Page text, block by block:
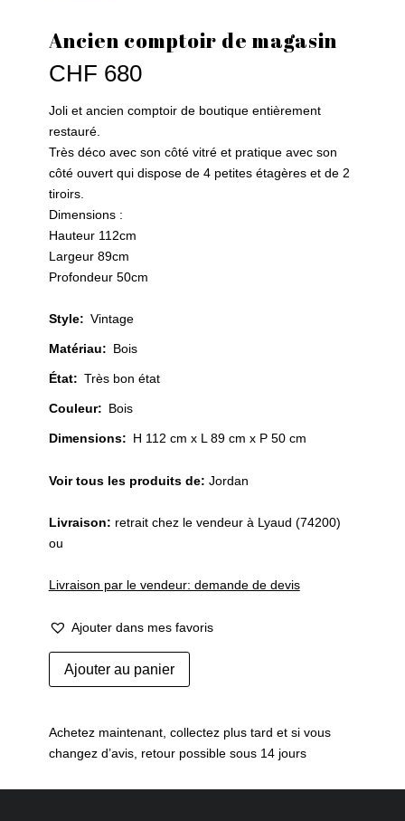
Ancien comptoir de magasin
CHF 680
Joli et ancien comptoir de boutique entièrement
restauré.
Très déco avec son côté vitré et pratique avec son
côté ouvert qui dispose de 4 petites étagères et de 2
tiroirs.
Dimensions :
Hauteur 112cm
Largeur 89cm
Profondeur 50cm
Style: Vintage
Matériau: Bois
État: Très bon état
Couleur: Bois
Dimensions: H 112 cm x L 89 cm x P 50 cm
Voir tous les produits de: Jordan
Livraison: retrait chez le vendeur à Lyaud (74200)
ou
Livraison par le vendeur: demande de devis
Ajouter dans mes favoris
quantité
de
magasin
Ajouter au panier
Achetez maintenant, collectez plus tard et si vous
changez d’avis, retour possible sous 14 jours